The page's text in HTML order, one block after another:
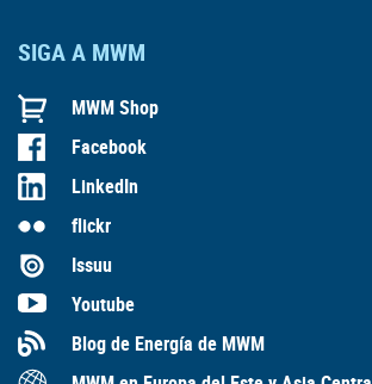
SIGA A MWM
MWM Shop
Facebook
LinkedIn
flickr
Issuu
Youtube
Blog de Energía de MWM